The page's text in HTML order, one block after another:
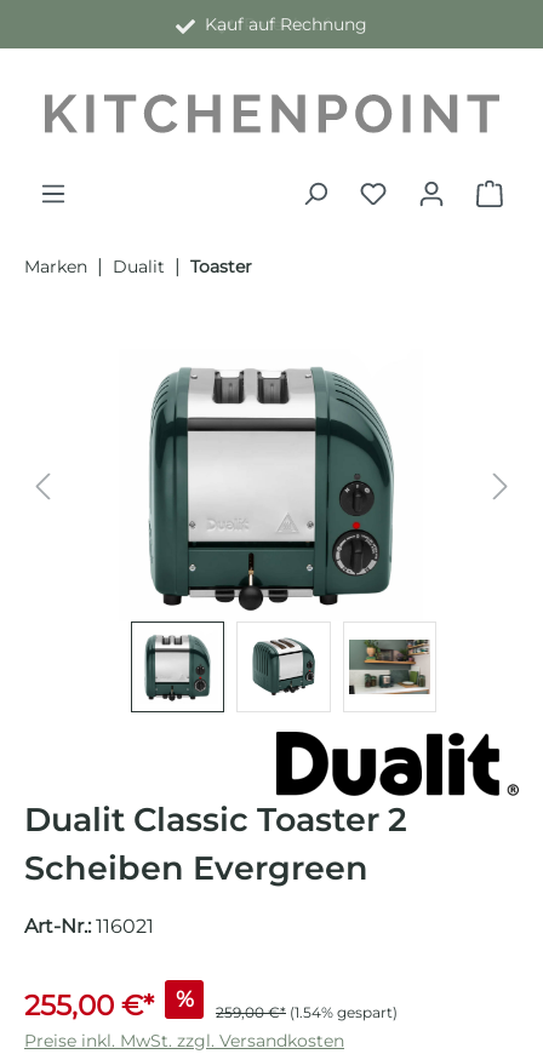
Kauf auf Rechnung
Marken | Dualit | Toaster
Bildergalerie überspringen
Dualit Classic Toaster 2
Scheiben Evergreen
Art-Nr.: 116021
255,00 €* % 259,00 €* (1.54% gespart)
Preise inkl. MwSt. zzgl. Versandkosten